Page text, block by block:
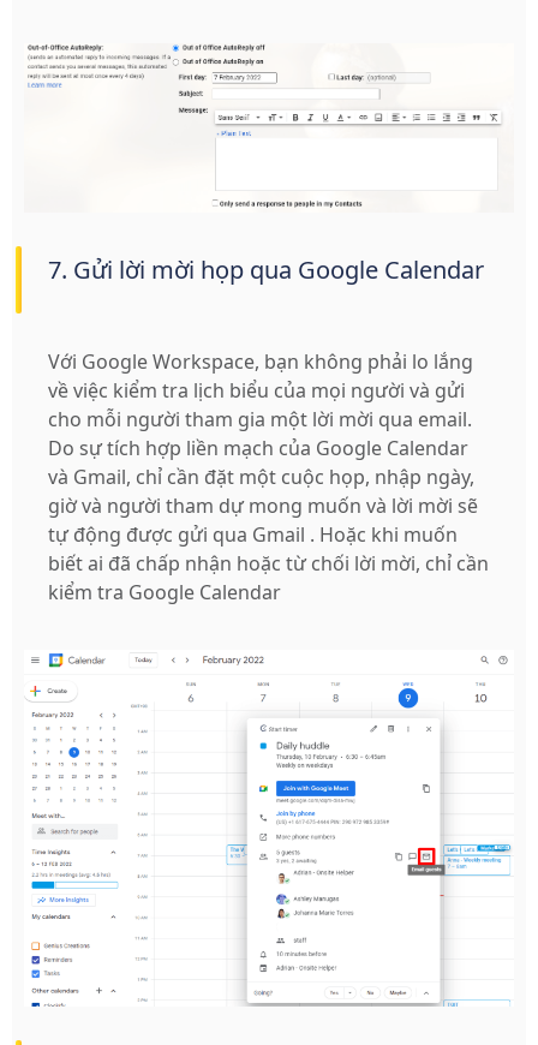
7. Gửi lời mời họp qua Google Calendar
Với Google Workspace, bạn không phải lo lắng
về việc kiểm tra lịch biểu của mọi người và gửi
cho mỗi người tham gia một lời mời qua email.
Do sự tích hợp liền mạch của Google Calendar
và Gmail, chỉ cần đặt một cuộc họp, nhập ngày,
giờ và người tham dự mong muốn và lời mời sẽ
tự động được gửi qua Gmail . Hoặc khi muốn
biết ai đã chấp nhận hoặc từ chối lời mời, chỉ cần
kiểm tra Google Calendar